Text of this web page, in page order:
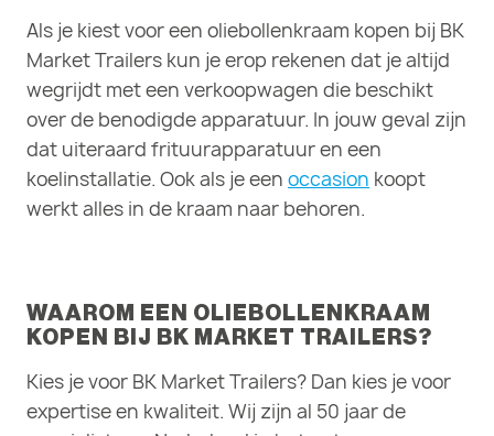
Als je kiest voor een oliebollenkraam kopen bij BK
Market Trailers kun je erop rekenen dat je altijd
wegrijdt met een verkoopwagen die beschikt
over de benodigde apparatuur. In jouw geval zijn
dat uiteraard frituurapparatuur en een
koelinstallatie. Ook als je een occasion koopt
werkt alles in de kraam naar behoren.
WAAROM EEN OLIEBOLLENKRAAM
KOPEN BIJ BK MARKET TRAILERS?
Kies je voor BK Market Trailers? Dan kies je voor
expertise en kwaliteit. Wij zijn al 50 jaar de